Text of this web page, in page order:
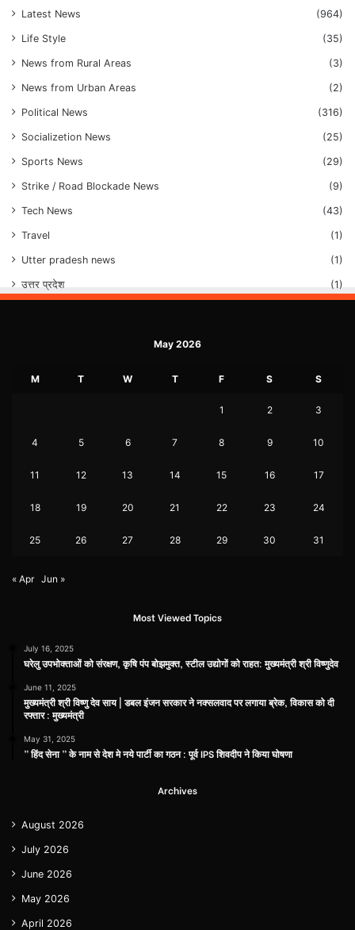
Latest News (964)
Life Style (35)
News from Rural Areas (3)
News from Urban Areas (2)
Political News (316)
Socializetion News (25)
Sports News (29)
Strike / Road Blockade News (9)
Tech News (43)
Travel (1)
Utter pradesh news (1)
उत्तर प्रदेश (1)
May 2026
M T W T F S S
1 2 3
4 5 6 7 8 9 10
11 12 13 14 15 16 17
18 19 20 21 22 23 24
25 26 27 28 29 30 31
« Apr Jun »
Most Viewed Topics
July 16, 2025
घरेलु उपभोक्ताओं को संरक्षण, कृषि पंप बोझमुक्त, स्टील उद्योगों को राहत: मुख्यमंत्री श्री विष्णुदेव
June 11, 2025
मुख्यमंत्री श्री विष्णु देव साय | डबल इंजन सरकार ने नक्सलवाद पर लगाया ब्रेक, विकास को दी
रफ्तार : मुख्यमंत्री
May 31, 2025
” हिंद सेना ” के नाम से देश मे नये पार्टी का गठन : पूर्व IPS शिवदीप ने किया घोषणा
Archives
August 2026
July 2026
June 2026
May 2026
April 2026